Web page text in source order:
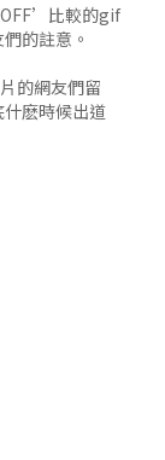
比較的gif
的註意。
的網友們留
麽時候出道